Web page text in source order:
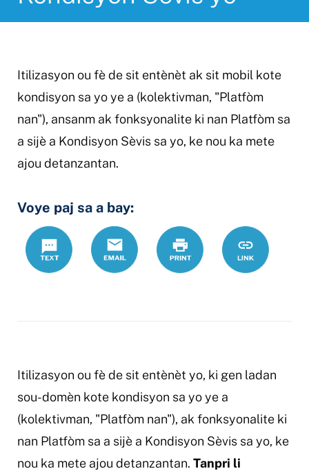
Itilizasyon ou fè de sit entènèt ak sit mobil kote
kondisyon sa yo ye a (kolektivman, "Platfòm
nan"), ansanm ak fonksyonalite ki nan Platfòm sa
a sijè a Kondisyon Sèvis sa yo, ke nou ka mete
ajou detanzantan.
Voye paj sa a bay:
Text
Email Print
https://
itilizasyon
Link
Itilizasyon ou fè de sit entènèt yo, ki gen ladan
sou-domèn kote kondisyon sa yo ye a
(kolektivman, "Platfòm nan"), ak fonksyonalite ki
nan Platfòm sa a sijè a Kondisyon Sèvis sa yo, ke
nou ka mete ajou detanzantan. Tanpri li